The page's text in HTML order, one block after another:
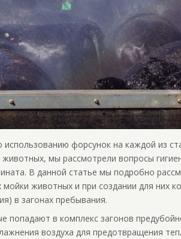
форсунок на каждой из
мы рассмотрели вопросы
В данной статье мы подробно
мойки животных и при создании для них
в загонах пребывания.
попадают в комплекс загонов
воздуха для предотвращения